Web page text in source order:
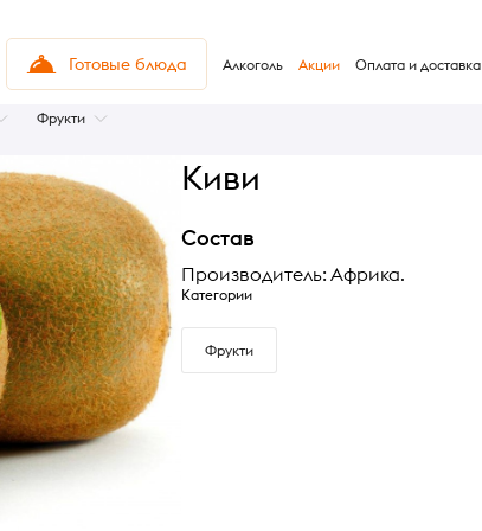
Готовые блюда Алкоголь Акции Оплата и доставка
Фрукти
Киви
Состав
Производитель: Африка.
Категории
Фрукти